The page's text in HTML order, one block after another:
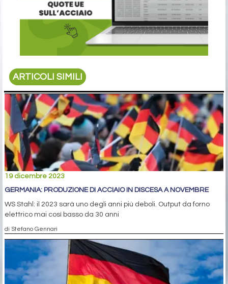
ARTICOLI SIMILI
19 dicembre 2023
GERMANIA: PRODUZIONE DI ACCIAIO IN DISCESA A NOVEMBRE
WS Stahl: il 2023 sarà uno degli anni più deboli. Output da forno
elettrico mai così basso da 30 anni
di Stefano Gennari